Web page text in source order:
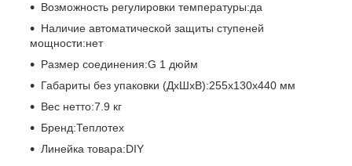
Возможность регулировки температуры:да
Наличие автоматической защиты ступеней
мощности:нет
Размер соединения:G 1 дюйм
Габариты без упаковки (ДxШxВ):255х130х440 мм
Вес нетто:7.9 кг
Бренд:Теплотех
Линейка товара:DIY